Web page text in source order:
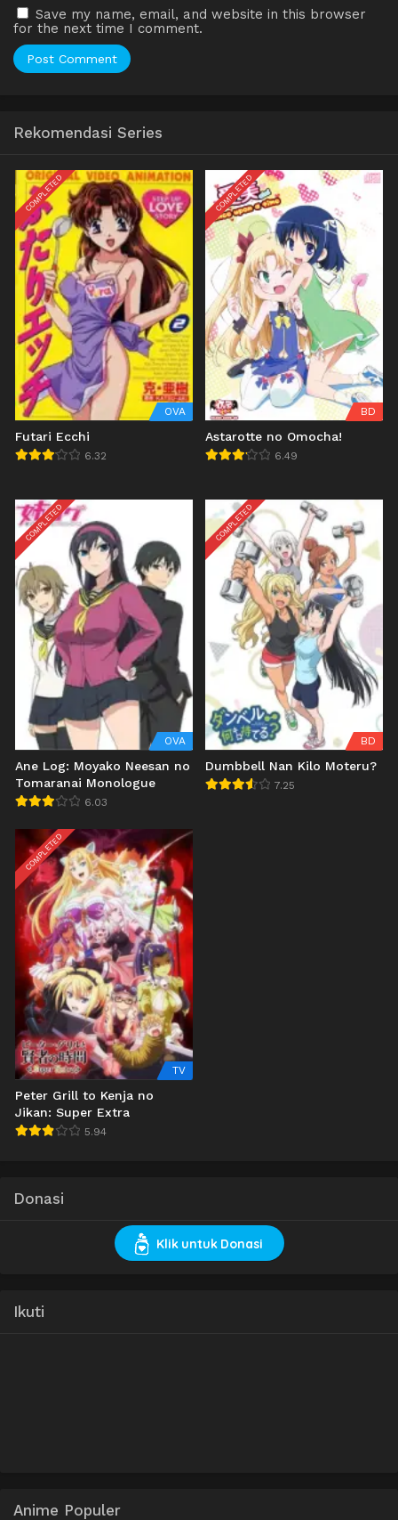
Save my name, email, and website in this browser
for the next time I comment.
Rekomendasi Series
COMPLETED
OVA
Futari Ecchi
6.32
COMPLETED
BD
Astarotte no Omocha!
6.49
COMPLETED
OVA
Ane Log: Moyako Neesan no
Tomaranai Monologue
6.03
COMPLETED
BD
Dumbbell Nan Kilo Moteru?
7.25
COMPLETED
TV
Peter Grill to Kenja no
Jikan: Super Extra
5.94
Donasi
Klik untuk Donasi
Ikuti
Anime Populer